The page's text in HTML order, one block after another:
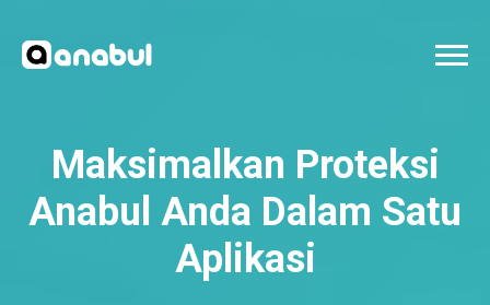
Maksimalkan Proteksi
Anabul Anda Dalam Satu
Aplikasi